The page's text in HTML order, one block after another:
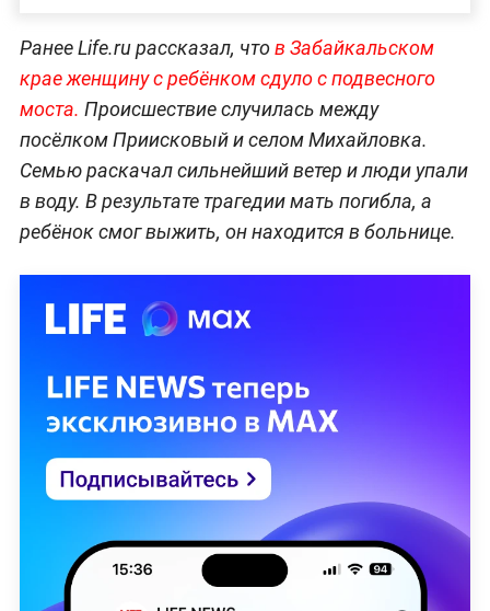
Ранее Life.ru рассказал, чтов Забайкальском
крае женщину с ребёнком сдуло с подвесного
моста. Происшествие случилась между
посёлком Приисковый и селом Михайловка.
Семью раскачал сильнейший ветер и люди упали
в воду. В результате трагедии мать погибла, а
ребёнок смог выжить, он находится в больнице.